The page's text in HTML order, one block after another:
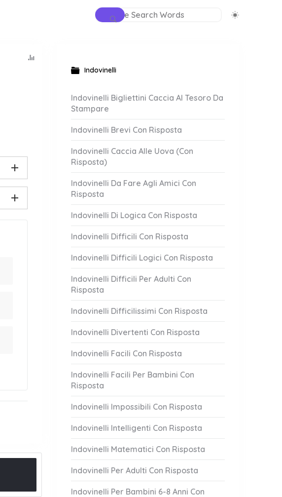
Indovinelli
Indovinelli Bigliettini Caccia Al Tesoro Da
Stampare
Indovinelli Brevi Con Risposta
Indovinelli Caccia Alle Uova (Con
Risposta)
Indovinelli Da Fare Agli Amici Con
Risposta
Indovinelli Di Logica Con Risposta
Indovinelli Difficili Con Risposta
Indovinelli Difficili Logici Con Risposta
Indovinelli Difficili Per Adulti Con
Risposta
Indovinelli Difficilissimi Con Risposta
Indovinelli Divertenti Con Risposta
Indovinelli Facili Con Risposta
Indovinelli Facili Per Bambini Con
Risposta
Indovinelli Impossibili Con Risposta
Indovinelli Intelligenti Con Risposta
Indovinelli Matematici Con Risposta
Indovinelli Per Adulti Con Risposta
Indovinelli Per Bambini 6-8 Anni Con